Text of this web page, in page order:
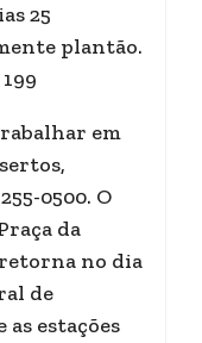
25
plantão.
em
0500. O
da
no dia
de
as estações